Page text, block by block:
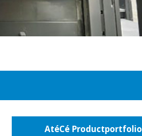
AtéCé Productportfolio